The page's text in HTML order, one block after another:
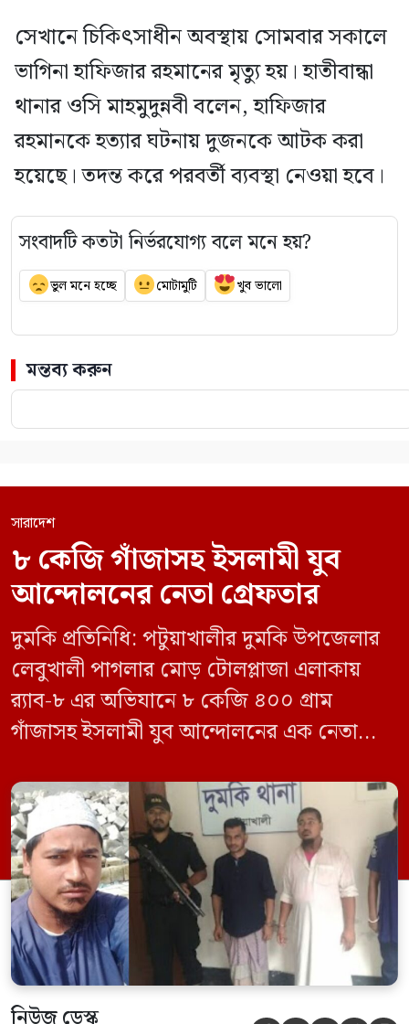
সেখানে চিকিৎসাধীন অবস্থায় সোমবার সকালে
ভাগিনা হাফিজার রহমানের মৃত্যু হয়। হাতীবান্ধা
থানার ওসি মাহমুদুন্নবী বলেন, হাফিজার
রহমানকে হত্যার ঘটনায় দুজনকে আটক করা
হয়েছে। তদন্ত করে পরবর্তী ব্যবস্থা নেওয়া হবে।
সংবাদটি কতটা নির্ভরযোগ্য বলে মনে হয়?
ভুল মনে হচ্ছে মোটামুটি খুব ভালো
মন্তব্য করুন
সারাদেশ
৮ কেজি গাঁজাসহ ইসলামী যুব
আন্দোলনের নেতা গ্রেফতার
দুমকি প্রতিনিধি: পটুয়াখালীর দুমকি উপজেলার
লেবুখালী পাগলার মোড় টোলপ্লাজা এলাকায়
র‍্যাব-৮ এর অভিযানে ৮ কেজি ৪০০ গ্রাম
গাঁজাসহ ইসলামী যুব আন্দোলনের এক নেতাকে
ভিত্তিতে অভিযান চালিয়ে মাদক চক্রের আরও
এক সদস্যকে আটক করা হয়। র‍্যাব ও পুলিশ
সূত্রে জানা গেছে, শুক্রবার গোপন সংবাদের
ভিত্তিতে র‍্যাব-৮, সিপিসি-১ পটুয়াখালী ক্যাম্পের
[…]